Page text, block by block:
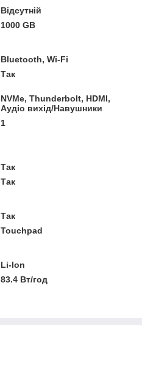
Відсутній
1000 GB
Bluetooth, Wi-Fi
Так
NVMe, Thunderbolt, HDMI,
Аудіо вихід/Навушники
1
Так
Так
Так
Touchpad
Li-Ion
83.4 Вт/год